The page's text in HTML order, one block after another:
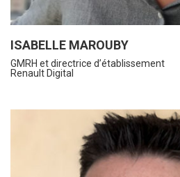
ISABELLE MAROUBY
GMRH et directrice d’établissement
Renault Digital